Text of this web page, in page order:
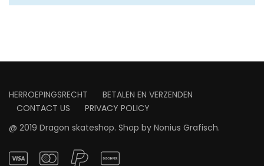
HERROEPINGSRECHT
BETALEN EN VERZENDEN
CONTACT US
PRIVACY POLICY
@ 2019 Dragon skateshop. Shop by Nonius Grafisch.